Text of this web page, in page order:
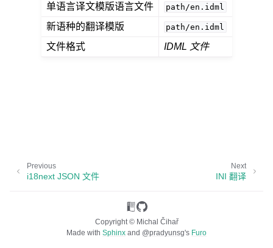
单语言译文模版语言文件 path/en.idml
新语种的翻译模版 path/en.idml
文件格式 IDML 文件
Next
INI 翻译
Previous
i18next JSON 文件
Copyright © Michal Čihař
Made with Sphinx and @pradyunsg's Furo